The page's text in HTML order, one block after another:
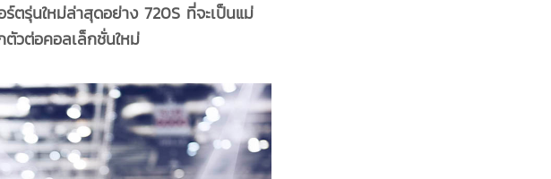
ตรุ่นใหม่ล่าสุดอย่าง 720S ที่จะเป็นแม่
วต่อคอลเล็กชั่นใหม่